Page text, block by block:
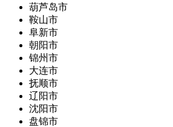
葫芦岛市
鞍山市
阜新市
朝阳市
锦州市
大连市
抚顺市
辽阳市
沈阳市
盘锦市